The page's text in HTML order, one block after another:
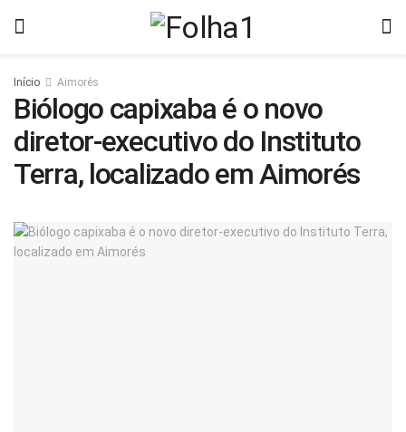
Início Aimorés
Biólogo capixaba é o novo
diretor-executivo do Instituto
Terra, localizado em Aimorés